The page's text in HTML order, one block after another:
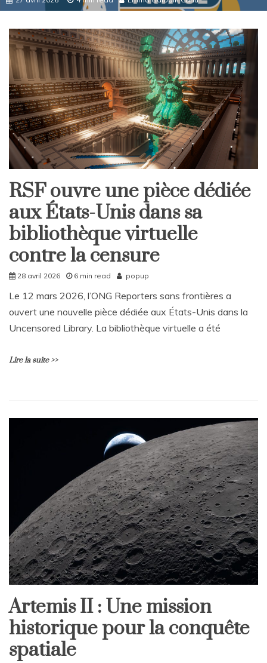
Home
International
RSF ouvre une pièce dédiée
aux États-Unis dans sa
bibliothèque virtuelle
contre la censure
28 avril 2026 6 min read popup
Le 12 mars 2026, l’ONG Reporters sans frontières a
ouvert une nouvelle pièce dédiée aux États-Unis dans la
Uncensored Library. La bibliothèque virtuelle a été
Lire la suite >>
Home
International
Artemis II : Une mission
historique pour la conquête
spatiale